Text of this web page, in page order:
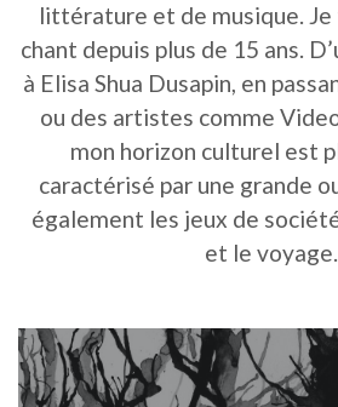
littérature et de musique. Je
chant depuis plus de 15 ans.
à Elisa Shua Dusapin, en
ou des artistes comme
mon horizon culturel est
caractérisé par une grande
également les jeux de
et le voyage.